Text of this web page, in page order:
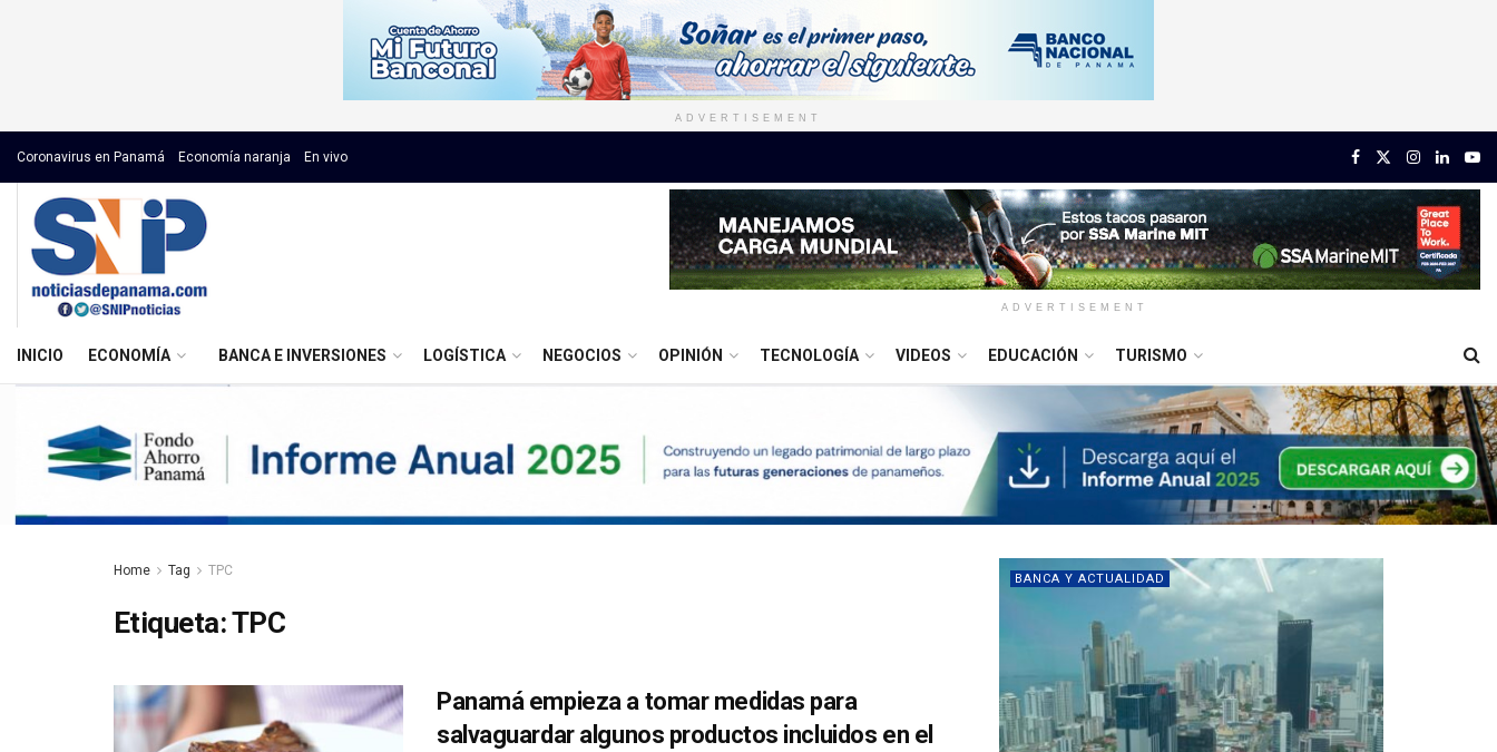
ADVERTISEMENT
Coronavirus en Panamá Economía naranja En vivo
ADVERTISEMENT
INICIO ECONOMÍA BANCA E INVERSIONES LOGÍSTICA NEGOCIOS OPINIÓN TECNOLOGÍA VIDEOS EDUCACIÓN TURISMO
Home Tag TPC
Etiqueta:TPC
Panamá empieza a tomar medidas para
salvaguardar algunos productos incluidos en el
BANCA Y ACTUALIDAD